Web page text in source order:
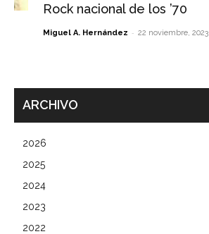
Rock nacional de los ’70
Miguel A. Hernández - 22 noviembre, 2023
ARCHIVO
2026
2025
2024
2023
2022